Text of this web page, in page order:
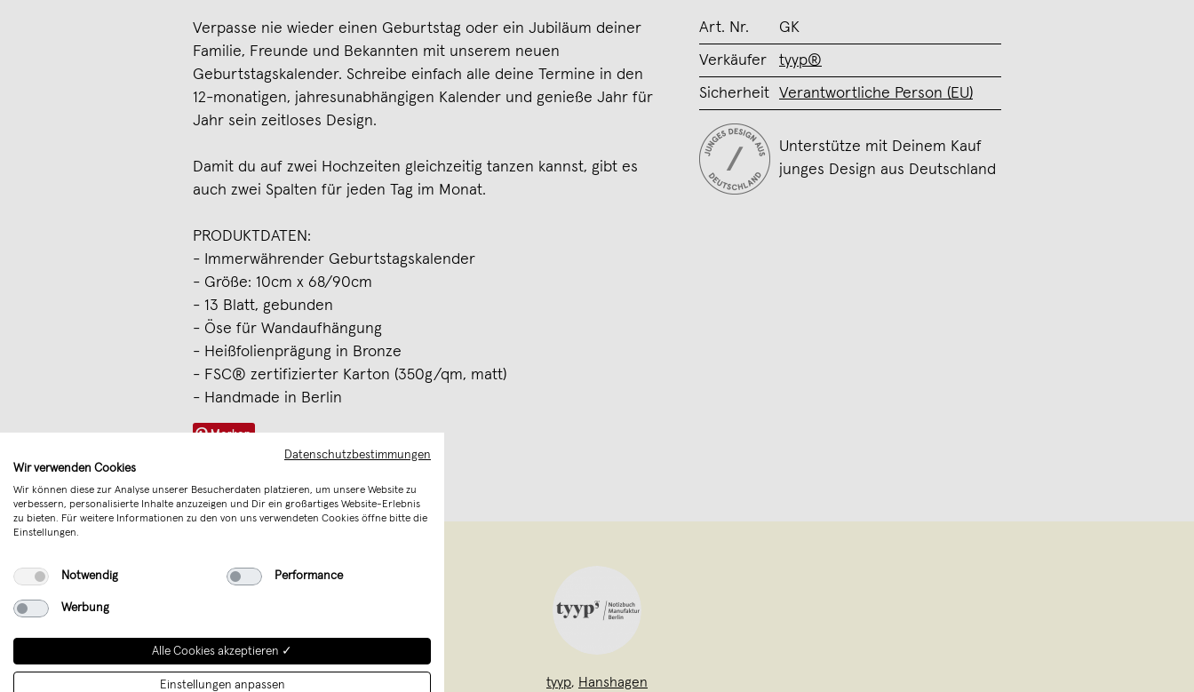
Verpasse nie wieder einen Geburtstag oder ein Jubiläum deiner
Familie, Freunde und Bekannten mit unserem neuen
Geburtstagskalender. Schreibe einfach alle deine Termine in den
12-monatigen, jahresunabhängigen Kalender und genieße Jahr für
Jahr sein zeitloses Design.
Damit du auf zwei Hochzeiten gleichzeitig tanzen kannst, gibt es
auch zwei Spalten für jeden Tag im Monat.
PRODUKTDATEN:
- Immerwährender Geburtstagskalender
- Größe: 10cm x 68/90cm
- 13 Blatt, gebunden
- Öse für Wandaufhängung
- Heißfolienprägung in Bronze
- FSC® zertifizierter Karton (350g/qm, matt)
- Handmade in Berlin
Merken
Art. Nr. GK
Verkäufer tyyp®
Sicherheit Verantwortliche Person (EU)
Unterstütze mit Deinem Kauf
junges Design aus Deutschland
tyyp, Hanshagen
Datenschutzbestimmungen
Wir verwenden Cookies
Wir können diese zur Analyse unserer Besucherdaten platzieren, um unsere Website zu
verbessern, personalisierte Inhalte anzuzeigen und Dir ein großartiges Website-Erlebnis
zu bieten. Für weitere Informationen zu den von uns verwendeten Cookies öffne bitte die
Einstellungen.
Notwendig Performance
Werbung
Alle Cookies akzeptieren ✓
Einstellungen anpassen